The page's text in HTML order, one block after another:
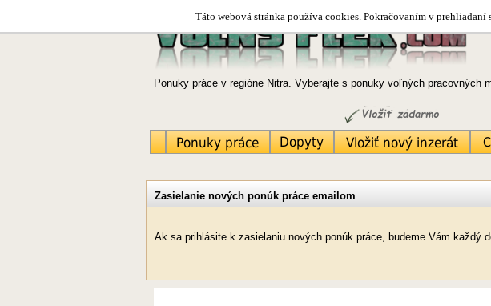
Táto webová stránka používa cookies. Pokračovaním v
Ponuky práce v regióne Nitra. Vyberajte s ponuky voľných pracovných
Zasielanie nových ponúk práce emailom
Ak sa prihlásite k zasielaniu nových ponúk práce, budeme Vám každý